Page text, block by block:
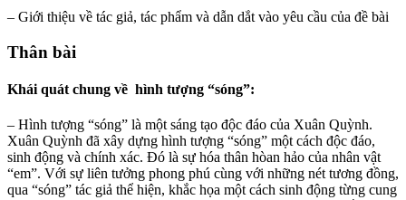
– Giới thiệu về tác giả, tác phẩm và dẫn dắt vào yêu cầu của đề bài
Thân bài
Khái quát chung về hình tượng “sóng”:
– Hình tượng “sóng” là một sáng tạo độc đáo của Xuân Quỳnh.
Xuân Quỳnh đã xây dựng hình tượng “sóng” một cách độc đáo,
sinh động và chính xác. Đó là sự hóa thân hòan hảo của nhân vật
“em”. Với sự liên tưởng phong phú cùng với những nét tương đồng,
qua “sóng” tác giả thể hiện, khắc họa một cách sinh động từng cung